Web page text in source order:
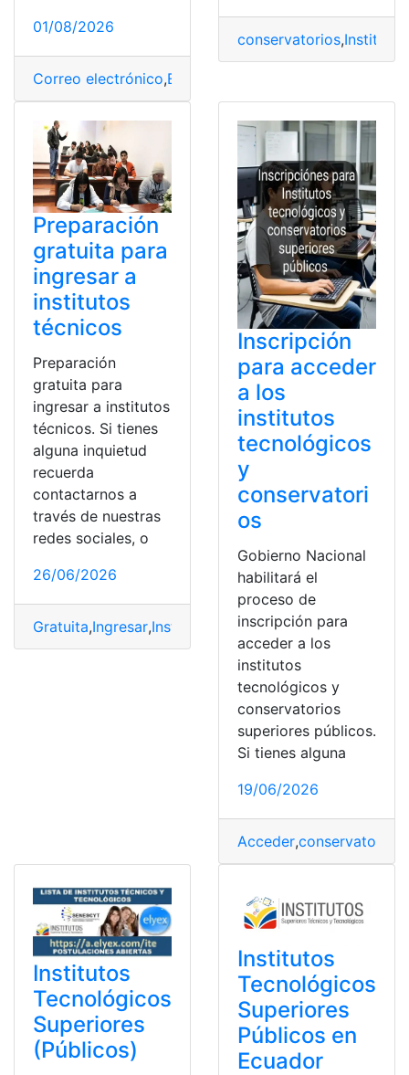
01/08/2026
Correo electrónico,Educación
conservatorios,Institutos
Preparación
gratuita para
ingresar a
institutos
técnicos
Preparación
gratuita para
ingresar a institutos
técnicos. Si tienes
alguna inquietud
recuerda
contactarnos a
través de nuestras
redes sociales, o
26/06/2026
Gratuita,Ingresar,Institutos Preparación,técnicos
Inscripción
para acceder
a los
institutos
tecnológicos
y
conservatori
os
Gobierno Nacional
habilitará el
proceso de
inscripción para
acceder a los
institutos
tecnológicos y
conservatorios
superiores públicos.
Si tienes alguna
19/06/2026
Acceder,conservatorios
Institutos
Tecnológicos
Superiores
(Públicos)
Institutos
Tecnológicos
Superiores
Públicos en
Ecuador